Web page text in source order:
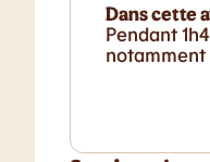
Dans cette
Pendant